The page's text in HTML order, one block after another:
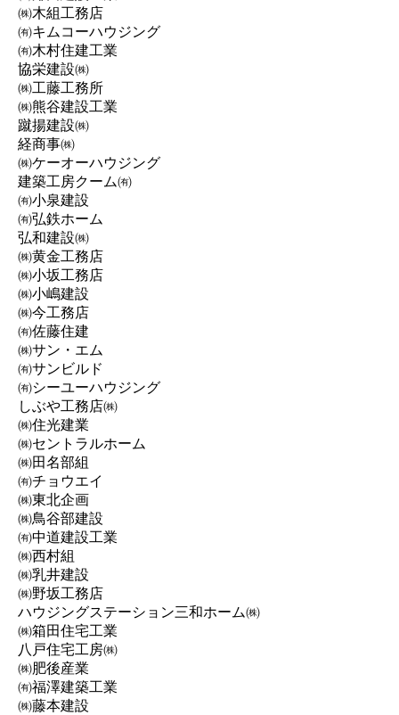
㈱木組工務店
㈲キムコーハウジング
㈲木村住建工業
協栄建設㈱
㈱工藤工務所
㈱熊谷建設工業
蹴揚建設㈱
経商事㈱
㈱ケーオーハウジング
建築工房クーム㈲
㈲小泉建設
㈲弘鉄ホーム
弘和建設㈱
㈱黄金工務店
㈱小坂工務店
㈱小嶋建設
㈱今工務店
㈲佐藤住建
㈱サン・エム
㈲サンビルド
㈲シーユーハウジング
しぶや工務店㈱
㈱住光建業
㈱セントラルホーム
㈱田名部組
㈲チョウエイ
㈱東北企画
㈱鳥谷部建設
㈲中道建設工業
㈱西村組
㈱乳井建設
㈱野坂工務店
ハウジングステーション三和ホーム㈱
㈱箱田住宅工業
八戸住宅工房㈱
㈱肥後産業
㈲福澤建築工業
㈱藤本建設